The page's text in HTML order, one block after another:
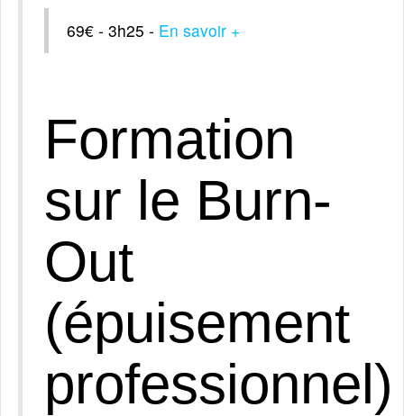
69€ - 3h25 - En savoir +
Formation
sur le Burn-
Out
(épuisement
professionnel)